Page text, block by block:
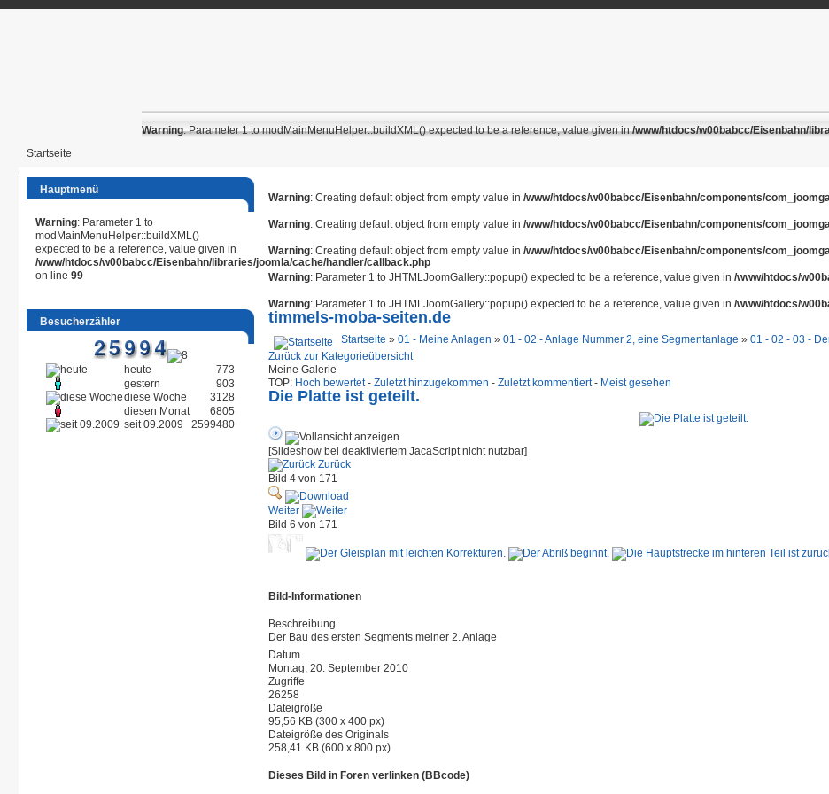
Warning: Parameter 1 to modMainMenuHelper::buildXML() expected to be a reference, value given in/www/htdocs/w00babcc/Eisenbahn/
Startseite
Hauptmenü
Warning: Parameter 1 to
modMainMenuHelper::buildXML()
expected to be a reference, value given in
/www/htdocs/w00babcc/Eisenbahn/libraries/joomla/cache/handler/callback.php
on line 99
Besucherzähler
heute
773
gestern
903
diese Woche
3128
diesen Monat
6805
seit 09.2009
2599480
Warning: Creating default object from empty value in /www/htdocs/w00babcc/Eisenbahn/components/
Warning: Creating default object from empty value in /www/htdocs/w00babcc/Eisenbahn/components/
Warning: Creating default object from empty value in /www/htdocs/w00babcc/Eisenbahn/components/
Warning: Parameter 1 to JHTMLJoomGallery::popup() expected to be a reference, value given in /www/htdocs/
Warning: Parameter 1 to JHTMLJoomGallery::popup() expected to be a reference, value given in /www/htdocs/
timmels-moba-seiten.de
Startseite » 01 - Meine Anlagen » 01 - 02 - Anlage Nummer 2, eine Segmentanlage » 01 - 02 - 03 -
Zurück zur Kategorieübersicht
Meine Galerie
TOP: Hoch bewertet- Zuletzt hinzugekommen - Zuletzt kommentiert- Meist gesehen
Die Platte ist geteilt.
[Slideshow bei deaktiviertem JacaScript nicht nutzbar]
Zurück
Bild 4 von 171
Weiter
Bild 6 von 171
Bild-Informationen
Beschreibung
Der Bau des ersten Segments meiner 2. Anlage
Datum
Montag, 20. September 2010
Zugriffe
26258
Dateigröße
95,56 KB (300 x 400 px)
Dateigröße des Originals
258,41 KB (600 x 800 px)
Dieses Bild in Foren verlinken (BBcode)